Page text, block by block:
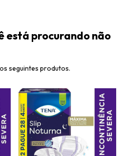
está procurando não
seguintes produtos.